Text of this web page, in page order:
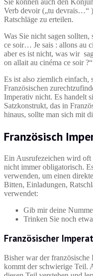
Verb devoir („tu devrais…“
Ratschläge zu erteilen.
Was Sie nicht sagen sollten,
ce soir… Je sais : allons au
aber es ist nicht, was wir
on allait au cinéma ce soir ?“
Es ist also ziemlich einfach,
Französischen
Imperativ nicht. Es handelt
Satzkonstrukt, das in
hinaus, sollte man sich mit
Französisch
Ein Ausrufezeichen wird oft
nicht immer obligatorisch.
verwenden, um einen
Bitten, Einladungen,
verwendet:
Gib mir deine
Trinken Sie noch
Französischer
Bisher war der
kommt der schwierige Teil.